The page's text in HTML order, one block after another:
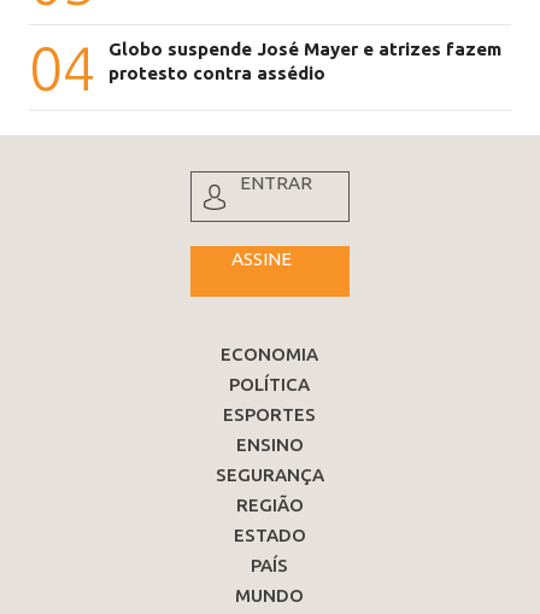
04
Globo suspende José Mayer e atrizes fazem
protesto contra assédio
ENTRAR
ASSINE
ECONOMIA
POLÍTICA
ESPORTES
ENSINO
SEGURANÇA
REGIÃO
ESTADO
PAÍS
MUNDO